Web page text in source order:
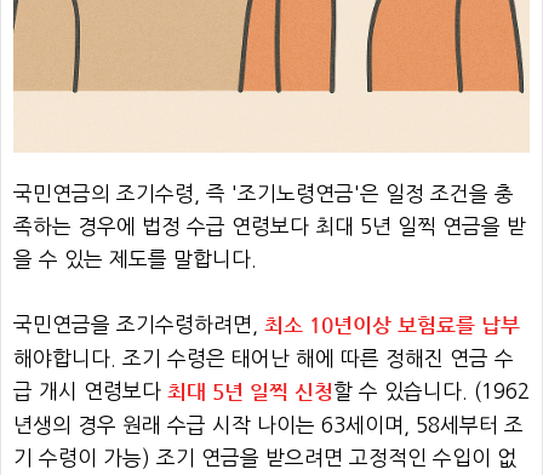
국민연금의 조기수령, 즉 '조기노령연금'은 일정 조건을 충
족하는 경우에 법정 수급 연령보다 최대 5년 일찍 연금을 받
을 수 있는 제도를 말합니다.
국민연금을 조기수령하려면, 최소 10년이상 보험료를 납부
해야합니다. 조기 수령은 태어난 해에 따른 정해진 연금 수
급 개시 연령보다 최대 5년 일찍 신청할 수 있습니다. (1962
년생의 경우 원래 수급 시작 나이는 63세이며, 58세부터 조
기 수령이 가능) 조기 연금을 받으려면 고정적인 수입이 없